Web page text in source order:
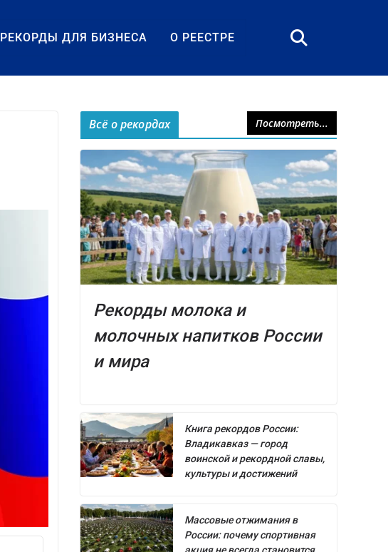
РЕКОРДЫ ДЛЯ БИЗНЕСА О РЕЕСТРЕ
Всё о рекордах Посмотреть...
Рекорды молока и
молочных напитков России
и мира
Книга рекордов России:
Владикавказ — город
воинской и рекордной славы,
культуры и достижений
Массовые отжимания в
России: почему спортивная